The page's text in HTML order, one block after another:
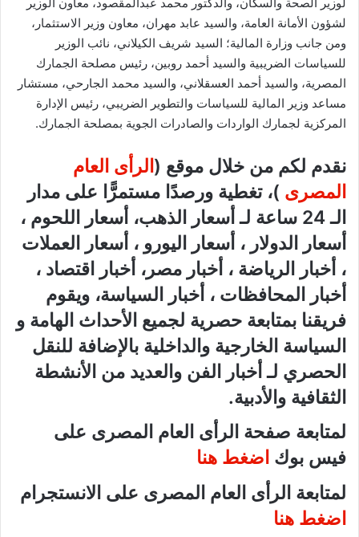
لشؤون الأمانة العامة، والسيد عابد مهران، معاون وزير الاستثمار،
ومن جانب وزارة المالية؛ السيد شريف الكيلاني، نائب الوزير
للسياسات الضريبية والسيد أحمد روبين، رئيس مصلحة الجمارك
المصرية، والسيد أحمد العسقلاني، والسيد محمد الجارحي، مستشار
مساعد وزير المالية للسياسات والتطوير الضريبي، رئيس الإدارة
المركزية لجمارك الواردات والصادرات الجوية بمصلحة الجمارك.
نقدم لكم من خلال موقع (الرأى العام
المصرى )، تغطية ورصدًا مستمرًّا على مدار
الـ 24 ساعة لـ أسعار الذهب، أسعار اللحوم ،
أسعار الدولار ، أسعار اليورو ، أسعار العملات
، أخبار الرياضة ، أخبار مصر، أخبار اقتصاد ،
أخبار المحافظات ، أخبار السياسة، ويقوم
فريقنا بمتابعة حصرية لجميع الأحداث الهامة و
السياسة الخارجية والداخلية بالإضافة للنقل
الحصري لـ أخبار الفن والعديد من الأنشطة
الثقافية والأدبية.
لمتابعة صفحة الرأى العام المصرى على
فيس بوك اضغط هنا
لمتابعة الرأى العام المصرى على الانستجرام
اضغط هنا